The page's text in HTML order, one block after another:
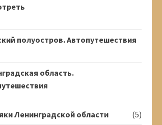
полуостров. Автопутешествия
область.
Ленинградской области
(5)